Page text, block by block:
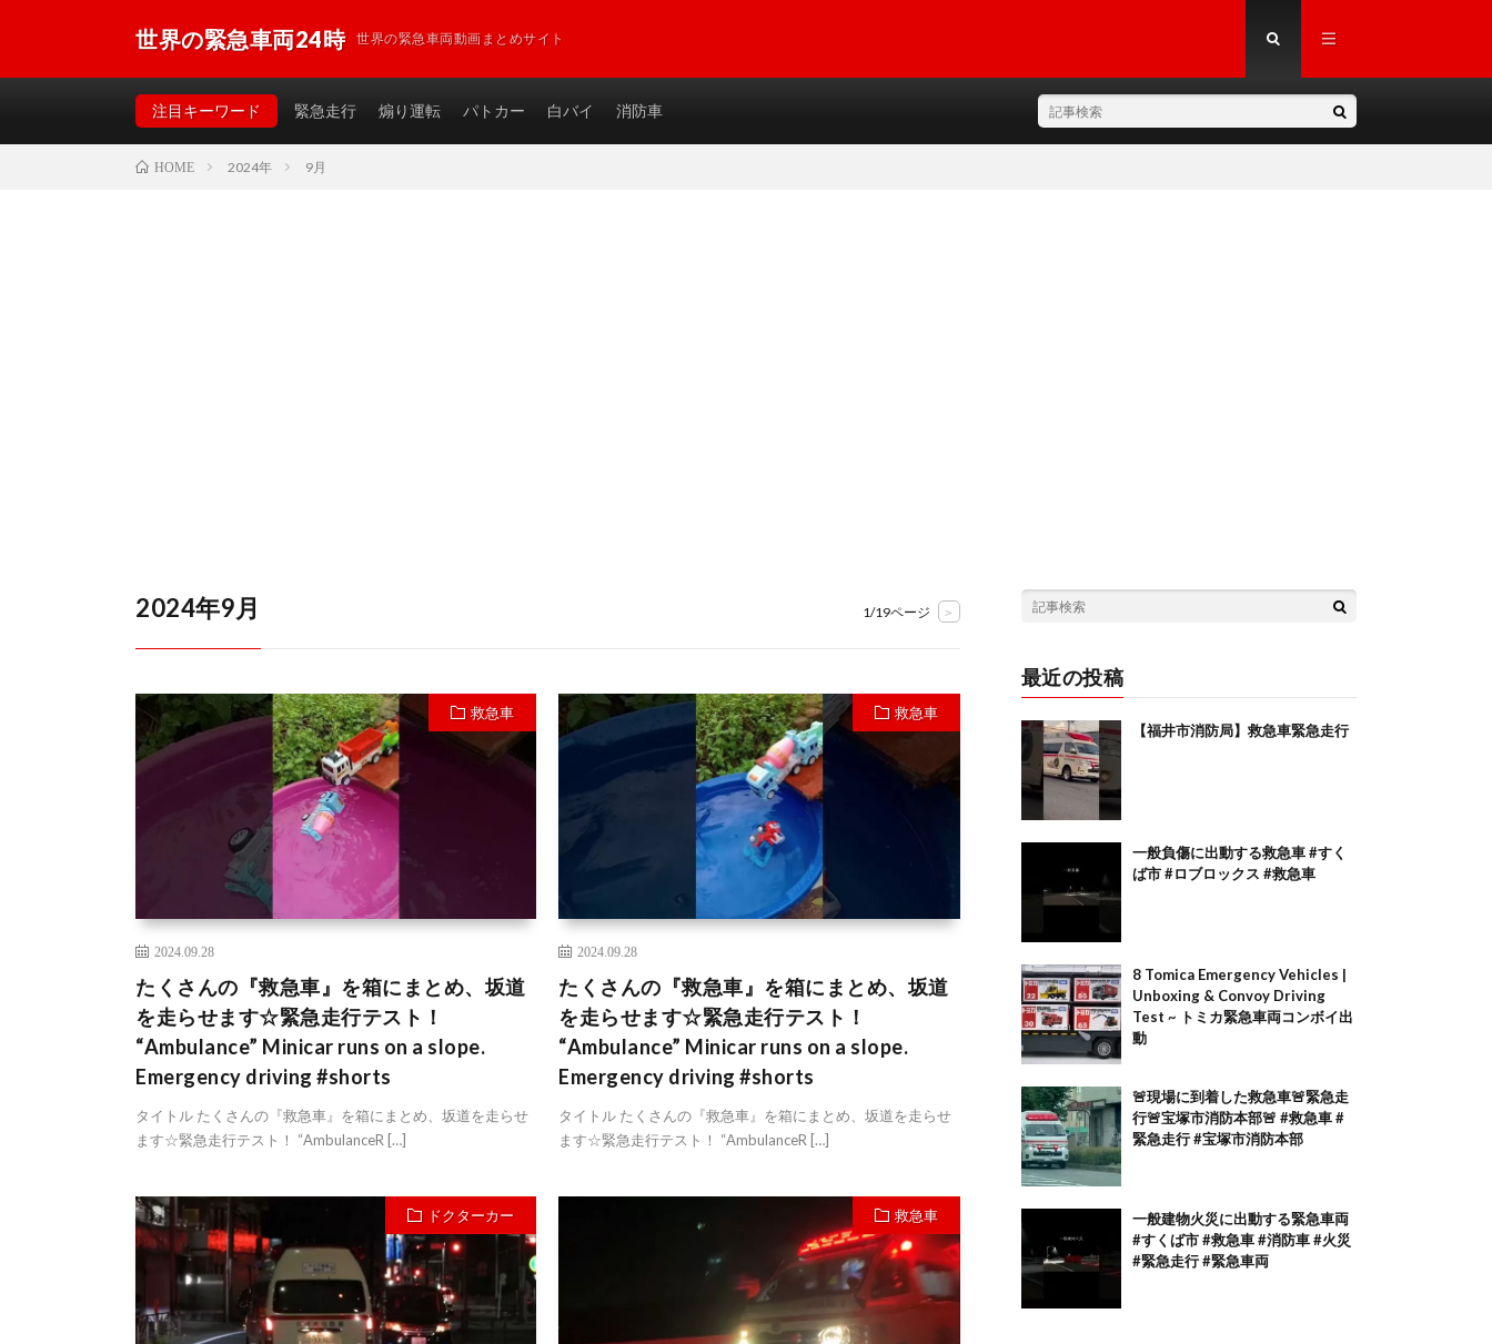
世界の緊急車両24時 世界の緊急車両動画まとめサイト
注目キーワード 緊急走行 煽り運転 パトカー 白バイ 消防車
HOME 2024年 9月
2024年9月 1/19ページ >
救急車
2024.09.28
たくさんの『救急車』を箱にまとめ、坂道
を走らせます☆緊急走行テスト！
“Ambulance” Minicar runs on a slope.
Emergency driving #shorts
タイトル たくさんの『救急車』を箱にまとめ、坂道を走らせ
ます☆緊急走行テスト！ “AmbulanceR […]
救急車
2024.09.28
たくさんの『救急車』を箱にまとめ、坂道
を走らせます☆緊急走行テスト！
“Ambulance” Minicar runs on a slope.
Emergency driving #shorts
タイトル たくさんの『救急車』を箱にまとめ、坂道を走らせ
ます☆緊急走行テスト！ “AmbulanceR […]
ドクターカー 救急車
最近の投稿
【福井市消防局】救急車緊急走行
一般負傷に出動する救急車 #すく
ば市 #ロブロックス #救急車
8 Tomica Emergency Vehicles |
Unboxing & Convoy Driving
Test ~ トミカ緊急車両コンボイ出
動
🚨現場に到着した救急車🚨緊急走
行🚨宝塚市消防本部🚨 #救急車 #
緊急走行 #宝塚市消防本部
一般建物火災に出動する緊急車両
#すくば市 #救急車 #消防車 #火災
#緊急走行 #緊急車両